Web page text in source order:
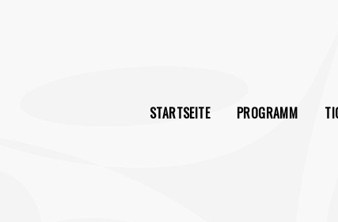
STARTSEITE PROGRAMM